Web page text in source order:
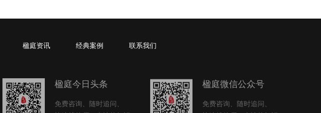
楹庭资讯 经典案例 联系我们
楹庭今日头条
免费咨询、随时追问、
楹庭微信公众号
免费咨询、随时追问、